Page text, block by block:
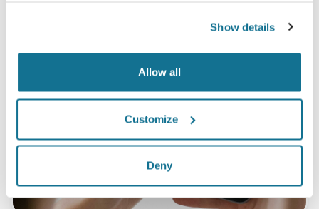
Show details
Allow all
Customize
Deny